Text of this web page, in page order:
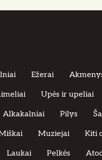
Ežerai
Upės ir upeliai
Alkakalniai Pilys
Muziejai Kiti
Laukai Pelkės